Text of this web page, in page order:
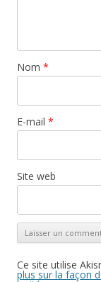
Nom *
E-mail *
Site web
Ce site utilise
plus sur la façon